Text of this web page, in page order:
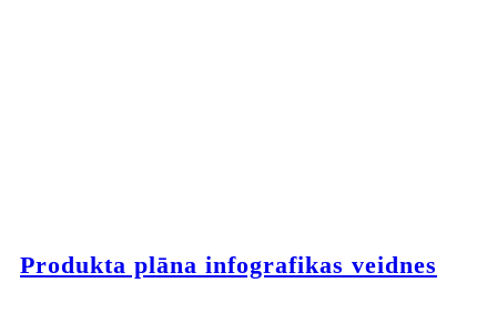
Produkta plāna infografikas veidnes